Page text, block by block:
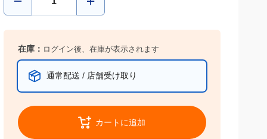
在庫： ログイン後、在庫が表示されます
通常配送 / 店舗受け取り
カートに追加